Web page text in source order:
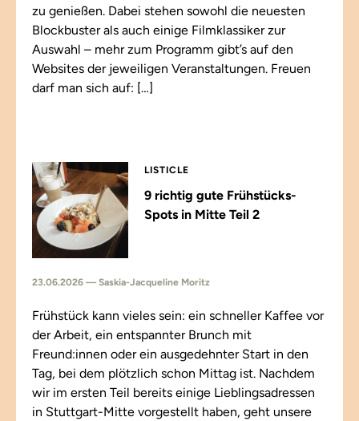
zu genießen. Dabei stehen sowohl die neuesten
Blockbuster als auch einige Filmklassiker zur
Auswahl – mehr zum Programm gibt’s auf den
Websites der jeweiligen Veranstaltungen. Freuen
darf man sich auf: […]
LISTICLE
9 richtig gute Frühstücks-
Spots in Mitte Teil 2
23.06.2026 — Saskia-Jacqueline Moritz
Frühstück kann vieles sein: ein schneller Kaffee vor
der Arbeit, ein entspannter Brunch mit
Freund:innen oder ein ausgedehnter Start in den
Tag, bei dem plötzlich schon Mittag ist. Nachdem
wir im ersten Teil bereits einige Lieblingsadressen
in Stuttgart-Mitte vorgestellt haben, geht unsere